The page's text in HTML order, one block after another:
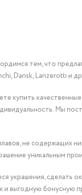
тем, что
Dansk, Lanzerotti и
купить
Мы
не содержащих
уникальным
украшения, сделать
выгодную бонусную